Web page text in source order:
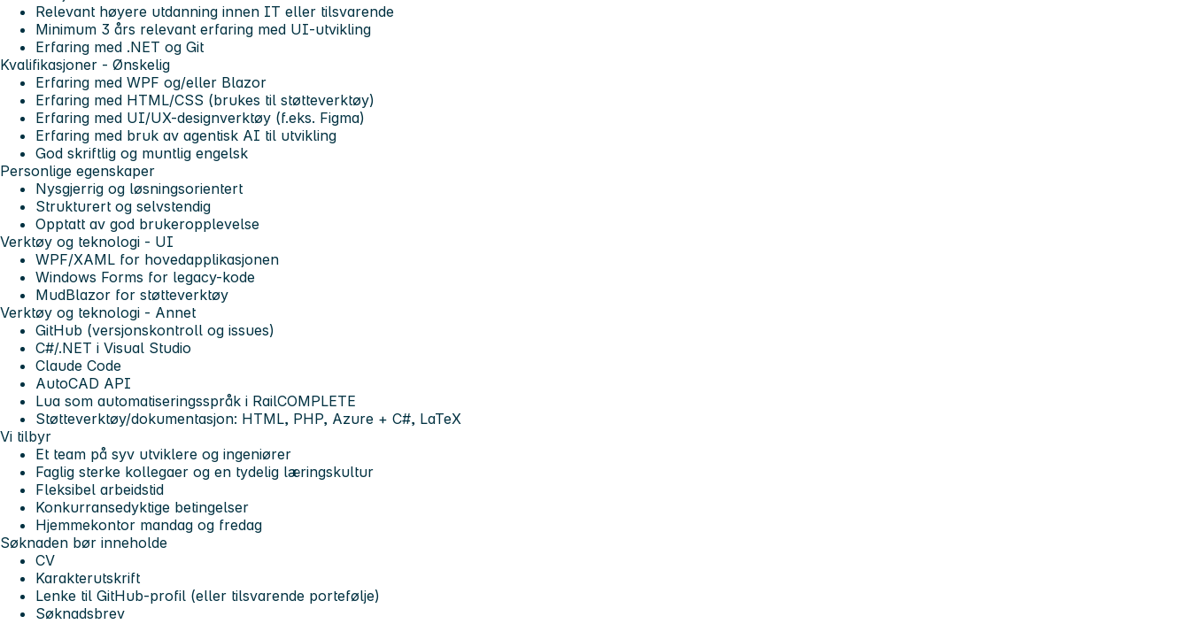
Relevant høyere utdanning innen IT eller tilsvarende
Minimum 3 års relevant erfaring med UI-utvikling
Erfaring med .NET og Git
Kvalifikasjoner - Ønskelig
Erfaring med WPF og/eller Blazor
Erfaring med HTML/CSS (brukes til støtteverktøy)
Erfaring med UI/UX-designverktøy (f.eks. Figma)
Erfaring med bruk av agentisk AI til utvikling
God skriftlig og muntlig engelsk
Personlige egenskaper
Nysgjerrig og løsningsorientert
Strukturert og selvstendig
Opptatt av god brukeropplevelse
Verktøy og teknologi - UI
WPF/XAML for hovedapplikasjonen
Windows Forms for legacy-kode
MudBlazor for støtteverktøy
Verktøy og teknologi - Annet
GitHub (versjonskontroll og issues)
C#/.NET i Visual Studio
Claude Code
AutoCAD API
Lua som automatiseringsspråk i RailCOMPLETE
Støtteverktøy/dokumentasjon: HTML, PHP, Azure + C#, LaTeX
Vi tilbyr
Et team på syv utviklere og ingeniører
Faglig sterke kollegaer og en tydelig læringskultur
Fleksibel arbeidstid
Konkurransedyktige betingelser
Hjemmekontor mandag og fredag
Søknaden bør inneholde
CV
Karakterutskrift
Lenke til GitHub-profil (eller tilsvarende portefølje)
Søknadsbrev